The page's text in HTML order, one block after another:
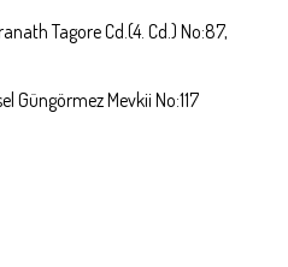
Tagore Cd.(4. Cd.) No:87,
Güngörmez Mevkii No:117